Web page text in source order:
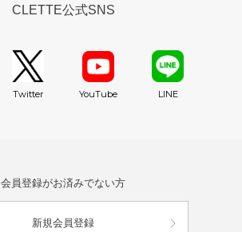
CLETTE公式SNS
Twitter YouTube LINE
会員登録がお済みでない方
新規会員登録